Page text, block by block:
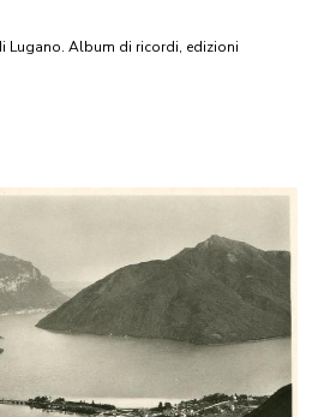
Lugano. Album di ricordi, edizioni